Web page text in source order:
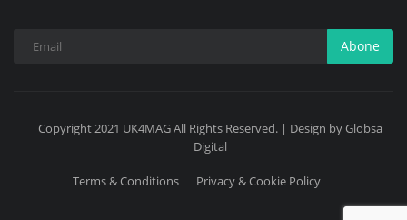
Abone
Copyright 2021 UK4MAG All Rights Reserved. | Design by Globsa
Digital
Terms & Conditions Privacy & Cookie Policy